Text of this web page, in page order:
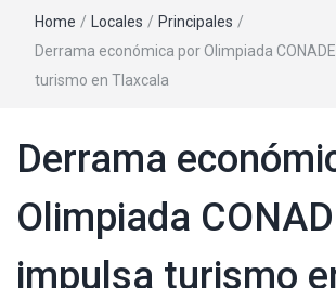
Home / Locales / Principales /
Derrama económica por Olimpiada
turismo en Tlaxcala
Derrama
Olimpiada
impulsa turismo